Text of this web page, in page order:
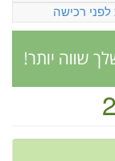
לפני רכישה